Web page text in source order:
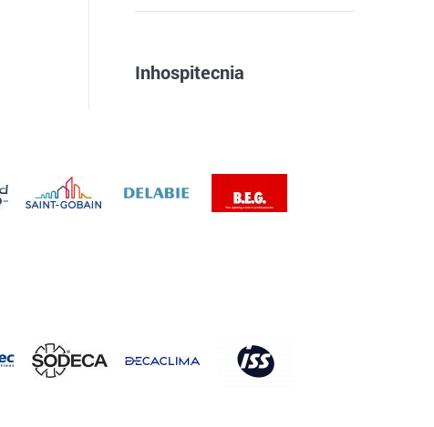
Inhospitecnia